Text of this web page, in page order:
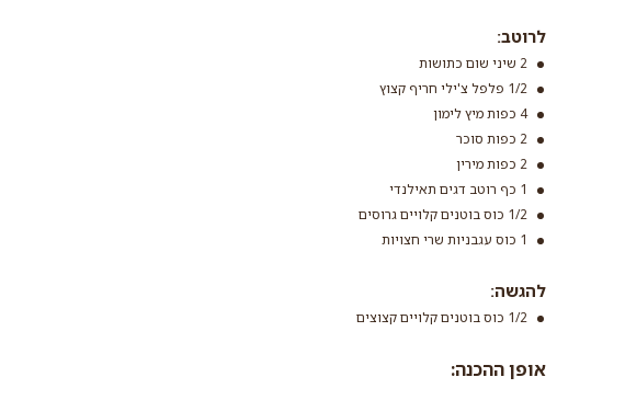
לרוטב:
2 שיני שום כתושות
1/2 פלפל צ'ילי חריף קצוץ
4 כפות מיץ לימון
2 כפות סוכר
2 כפות מירין
1 כף רוטב דגים תאילנדי
1/2 כוס בוטנים קלויים גרוסים
1 כוס עגבניות שרי חצויות
להגשה:
1/2 כוס בוטנים קלויים קצוצים
אופן ההכנה: